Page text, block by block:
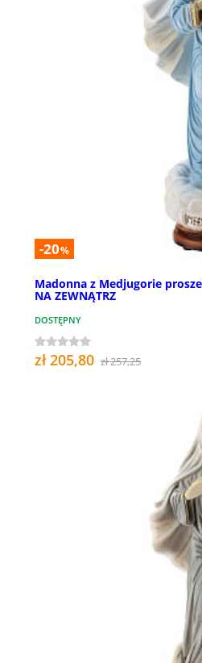
-20%
Madonna z Medjugorie
NA ZEWNĄTRZ
DOSTĘPNY
zł 205,80 zł 257,25